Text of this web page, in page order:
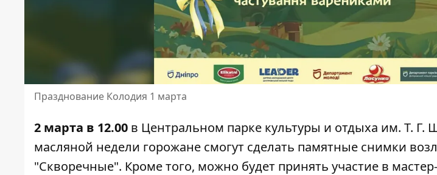
Празднование Колодия 1 марта
2 марта в 12.00 в Центральном парке культуры и отдыха им. Т. Г.
масляной недели горожане смогут сделать памятные снимки
"Скворечные". Кроме того, можно будет принять участие в